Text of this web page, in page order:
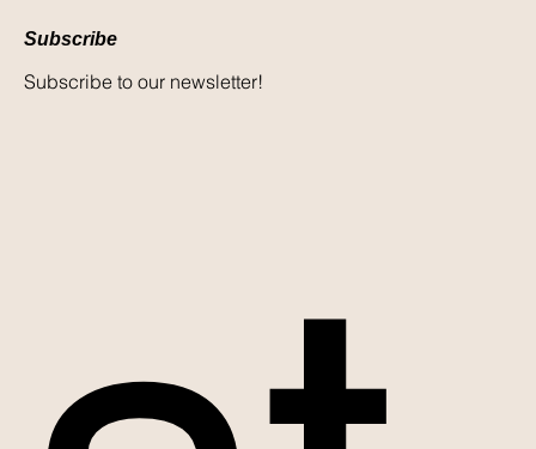
Subscribe
Subscribe to our newsletter!